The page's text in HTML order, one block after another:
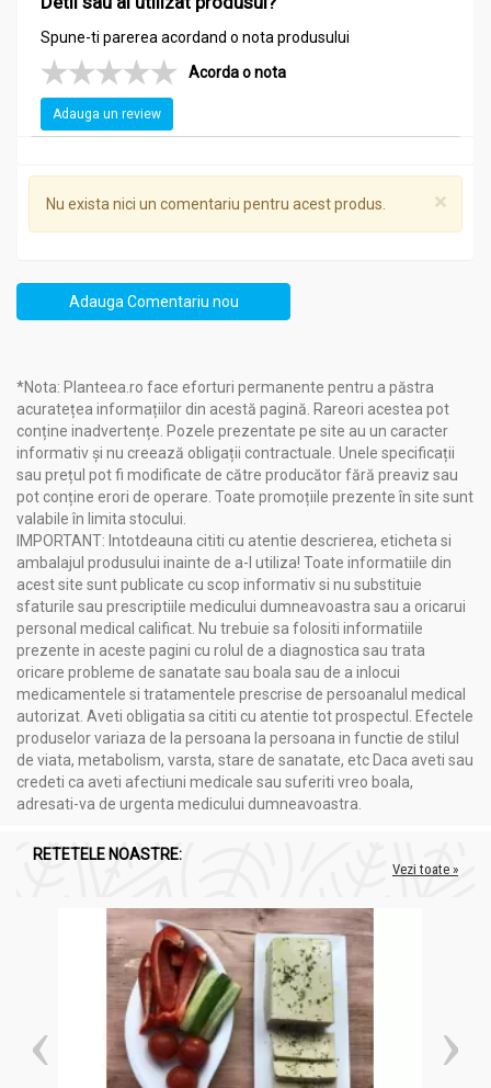
Spune-ti parerea acordand o nota produsului
Acorda o nota
Adauga un review
×
Nu exista nici un comentariu pentru acest produs.
Adauga Comentariu nou
*Nota: Planteea.ro face eforturi permanente pentru a păstra
acuratețea informațiilor din acestă pagină. Rareori acestea pot
conține inadvertențe. Pozele prezentate pe site au un caracter
informativ și nu creează obligații contractuale. Unele specificații
sau prețul pot fi modificate de către producător fără preaviz sau
pot conține erori de operare. Toate promoțiile prezente în site sunt
valabile în limita stocului.
IMPORTANT: Intotdeauna cititi cu atentie descrierea, eticheta si
ambalajul produsului inainte de a-l utiliza! Toate informatiile din
acest site sunt publicate cu scop informativ si nu substituie
sfaturile sau prescriptiile medicului dumneavoastra sau a oricarui
personal medical calificat. Nu trebuie sa folositi informatiile
prezente in aceste pagini cu rolul de a diagnostica sau trata
oricare probleme de sanatate sau boala sau de a inlocui
medicamentele si tratamentele prescrise de persoanalul medical
autorizat. Aveti obligatia sa cititi cu atentie tot prospectul. Efectele
produselor variaza de la persoana la persoana in functie de stilul
de viata, metabolism, varsta, stare de sanatate, etc Daca aveti sau
credeti ca aveti afectiuni medicale sau suferiti vreo boala,
adresati-va de urgenta medicului dumneavoastra.
RETETELE NOASTRE:
Vezi toate »